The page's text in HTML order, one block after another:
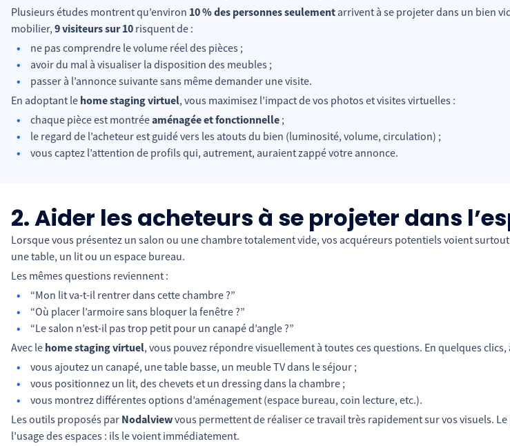
Plusieurs études montrent qu’environ 10 % des personnes seulement arrivent à se projeter dans un bien
mobilier, 9 visiteurs sur 10 risquent de :
ne pas comprendre le volume réel des pièces ;
avoir du mal à visualiser la disposition des meubles ;
passer à l’annonce suivante sans même demander une visite.
En adoptant le home staging virtuel, vous maximisez l’impact de vos photos et visites virtuelles :
chaque pièce est montréeaménagée et fonctionnelle ;
le regard de l’acheteur est guidé vers les atouts du bien (luminosité, volume, circulation) ;
vous captez l’attention de profils qui, autrement, auraient zappé votre annonce.
2. Aider les acheteurs à se projeter dans
Lorsque vous présentez un salon ou une chambre totalement vide, vos acquéreurs potentiels voient
une table, un lit ou un espace bureau.
Les mêmes questions reviennent :
“Mon lit va-t-il rentrer dans cette chambre ?”
“Où placer l’armoire sans bloquer la fenêtre ?”
“Le salon n’est-il pas trop petit pour un canapé d’angle ?”
Avec le home staging virtuel, vous pouvez répondre visuellement à toutes ces questions. En quelques
vous ajoutez un canapé, une table basse, un meuble TV dans le séjour ;
vous positionnez un lit, des chevets et un dressing dans la chambre ;
vous montrez différentes options d’aménagement (espace bureau, coin lecture, etc.).
Les outils proposés par Nodalviewvous permettent de réaliser ce travail très rapidement sur vos visuels.
l’usage des espaces : ils le voient immédiatement.